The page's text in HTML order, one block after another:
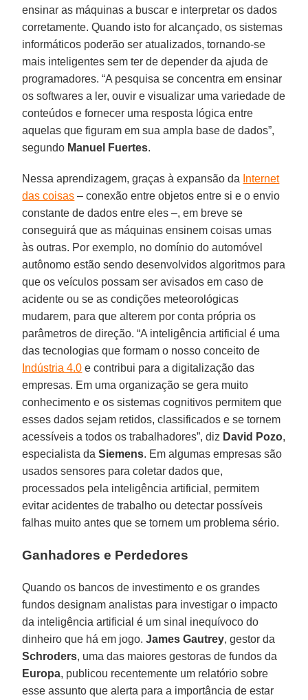
ensinar as máquinas a buscar e interpretar os dados
corretamente. Quando isto for alcançado, os sistemas
informáticos poderão ser atualizados, tornando-se
mais inteligentes sem ter de depender da ajuda de
programadores. “A pesquisa se concentra em ensinar
os softwares a ler, ouvir e visualizar uma variedade de
conteúdos e fornecer uma resposta lógica entre
aquelas que figuram em sua ampla base de dados”,
segundo Manuel Fuertes.
Nessa aprendizagem, graças à expansão da Internet
das coisas – conexão entre objetos entre si e o envio
constante de dados entre eles –, em breve se
conseguirá que as máquinas ensinem coisas umas
às outras. Por exemplo, no domínio do automóvel
autônomo estão sendo desenvolvidos algoritmos para
que os veículos possam ser avisados em caso de
acidente ou se as condições meteorológicas
mudarem, para que alterem por conta própria os
parâmetros de direção. “A inteligência artificial é uma
das tecnologias que formam o nosso conceito de
Indústria 4.0 e contribui para a digitalização das
empresas. Em uma organização se gera muito
conhecimento e os sistemas cognitivos permitem que
esses dados sejam retidos, classificados e se tornem
acessíveis a todos os trabalhadores”, diz David Pozo,
especialista daSiemens. Em algumas empresas são
usados sensores para coletar dados que,
processados pela inteligência artificial, permitem
evitar acidentes de trabalho ou detectar possíveis
falhas muito antes que se tornem um problema sério.
Ganhadores e Perdedores
Quando os bancos de investimento e os grandes
fundos designam analistas para investigar o impacto
da inteligência artificial é um sinal inequívoco do
dinheiro que há em jogo.James Gautrey, gestor da
Schroders, uma das maiores gestoras de fundos da
Europa, publicou recentemente um relatório sobre
esse assunto que alerta para a importância de estar